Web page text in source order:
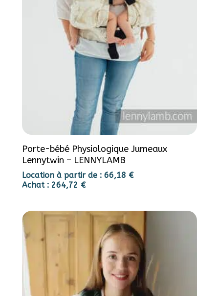
Porte-bébé Physiologique Jumeaux
Lennytwin – LENNYLAMB
Location à partir de : 66,18 €
Achat : 264,72 €